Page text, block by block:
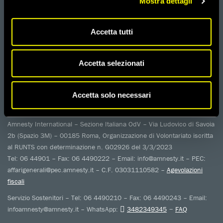
Accetta tutti
Accetta selezionati
Accetta solo necessari
SUL LAVORO
Seguici sui nostri profili social
Together withamnesty.org
Amnesty International – Sezione Italiana OdV – Via Ludovico di Savoia
2b (Spazio 3M) – 00185 Roma, Organizzazione di Volontariato iscritta
al RUNTS con determinazione n. G02926 del 3/3/2023
Tel: 06 44901 – Fax: 06 4490222 – Email: info@amnesty.it – PEC:
affarigenerali@pec.amnesty.it – C.F. 03031110582 – Agevolazioni
fiscali
Servizio Sostenitori – Tel: 06 4490210 – Fax: 06 4490243 – Email:
infoamnesty@amnesty.it – WhatsApp:
3482349345 – FAQ